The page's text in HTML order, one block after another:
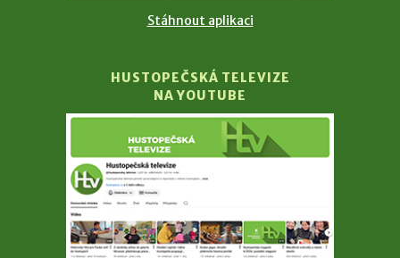
Stáhnout aplikaci
HUSTOPEČSKÁ TELEVIZE
NA YOUTUBE